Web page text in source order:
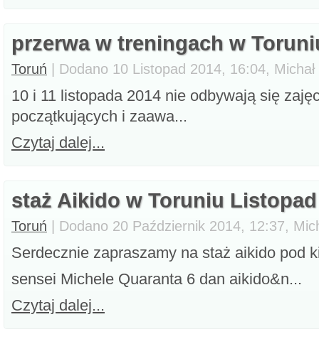
przerwa w treningach w
Toruń | Dodano 10 Listopad 2014, 16:04, Michał
10 i 11 listopada 2014 nie odbywają się
początkujących i zaawa...
Czytaj dalej...
staż Aikido w Toruniu Listopad
Toruń | Dodano 20 Październik 2014, 12:37,
Serdecznie zapraszamy na staż aikido pod
sensei Michele Quaranta 6 dan aikido&n...
Czytaj dalej...